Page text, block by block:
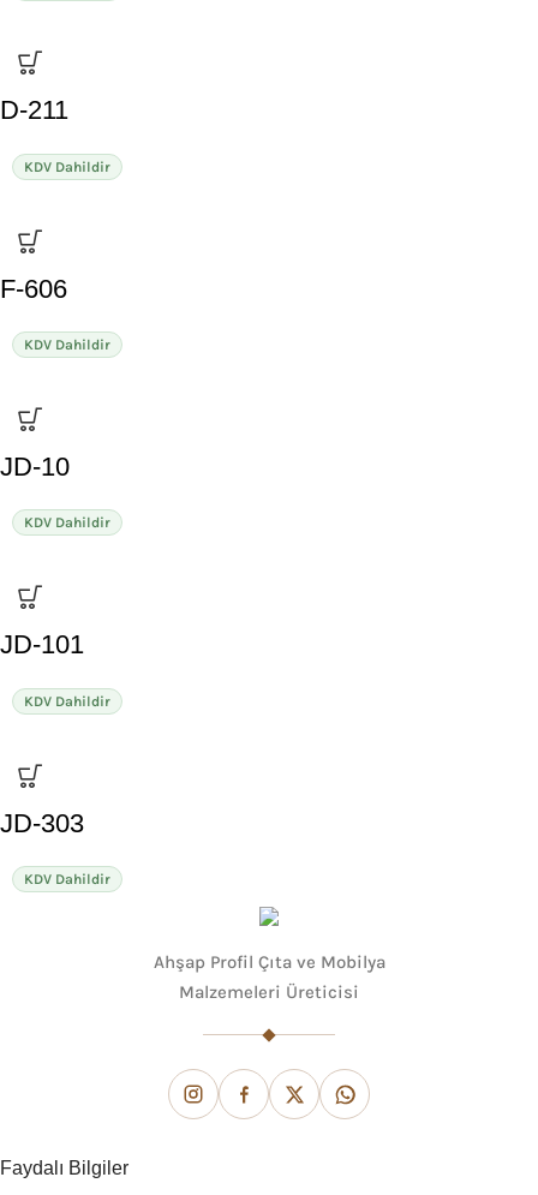
D-211
KDV Dahildir
F-606
KDV Dahildir
JD-10
KDV Dahildir
JD-101
KDV Dahildir
JD-303
KDV Dahildir
Ahşap Profil Çıta ve Mobilya
Malzemeleri Üreticisi
Faydalı Bilgiler